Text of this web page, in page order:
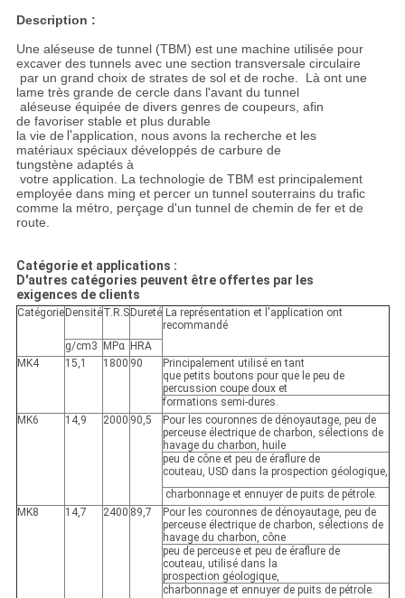
Description :
Une aléseuse de tunnel (TBM) est une machine utilisée pour
excaver des tunnels avec une section transversale circulaire
par un grand choix de strates de sol et de roche. Là ont une
lame très grande de cercle dans l'avant du tunnel
aléseuse équipée de divers genres de coupeurs, afin
de favoriser stable et plus durable
la vie de l'application, nous avons la recherche et les
matériaux spéciaux développés de carbure de
tungstène adaptés à
votre application. La technologie de TBM est principalement
employée dans ming et percer un tunnel souterrains du trafic
comme la métro, perçage d'un tunnel de chemin de fer et de
route.
Catégorie et applications :
D'autres catégories peuvent être offertes par les
exigences de clients
Catégorie DensitéT.R.S Dureté La représentation et l'application ont
recommandé
g/cm3
MPα HRA
MK4
15,1 1800 90
Principalement utilisé en tant
que petits boutons pour que le peu de
percussion coupe doux et
formations semi-dures.
MK6
14,9 2000 90,5
Pour les couronnes de dénoyautage, peu de
perceuse électrique de charbon, sélections de
havage du charbon, huile
peu de cône et peu de éraflure de
couteau, USD dans la prospection géologique,
charbonnage et ennuyer de puits de pétrole.
MK8
14,7 2400 89,7
Pour les couronnes de dénoyautage, peu de
perceuse électrique de charbon, sélections de
havage du charbon, cône
peu de perceuse et peu de éraflure de
couteau, utilisé dans la
prospection géologique,
charbonnage et ennuyer de puits de pétrole.